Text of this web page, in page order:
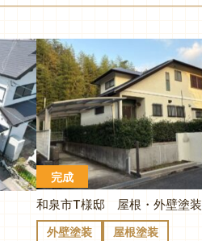
完成
和泉市T様邸 屋根・外壁塗装
外壁塗装 屋根塗装